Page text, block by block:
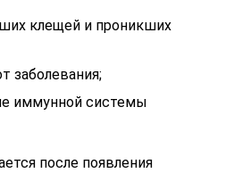
клещей и проникших
заболевания;
иммунной системы
после появления